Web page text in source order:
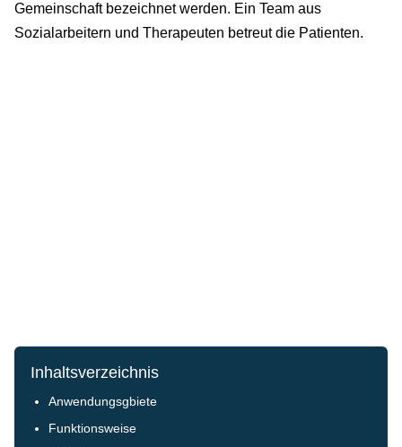
Gemeinschaft bezeichnet werden. Ein Team aus
Sozialarbeitern und Therapeuten betreut die Patienten.
Inhaltsverzeichnis
Anwendungsgbiete
Funktionsweise